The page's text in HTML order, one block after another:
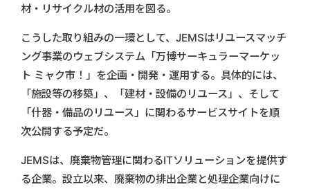
材・リサイクル材の活用を図る。
こうした取り組みの一環として、JEMSはリユースマッチ
ング事業のウェブシステム「万博サーキュラーマーケッ
ト ミャク市！」を企画・開発・運用する。具体的には、
「施設等の移築」、「建材・設備のリユース」、そして
「什器・備品のリユース」に関わるサービスサイトを順
次公開する予定だ。
JEMSは、廃棄物管理に関わるITソリューションを提供す
る企業。設立以来、廃棄物の排出企業と処理企業向けに